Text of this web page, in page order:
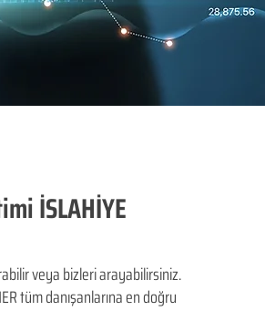
İSLAHİYE
veya bizleri arayabilirsiniz.
tüm danışanlarına en doğru